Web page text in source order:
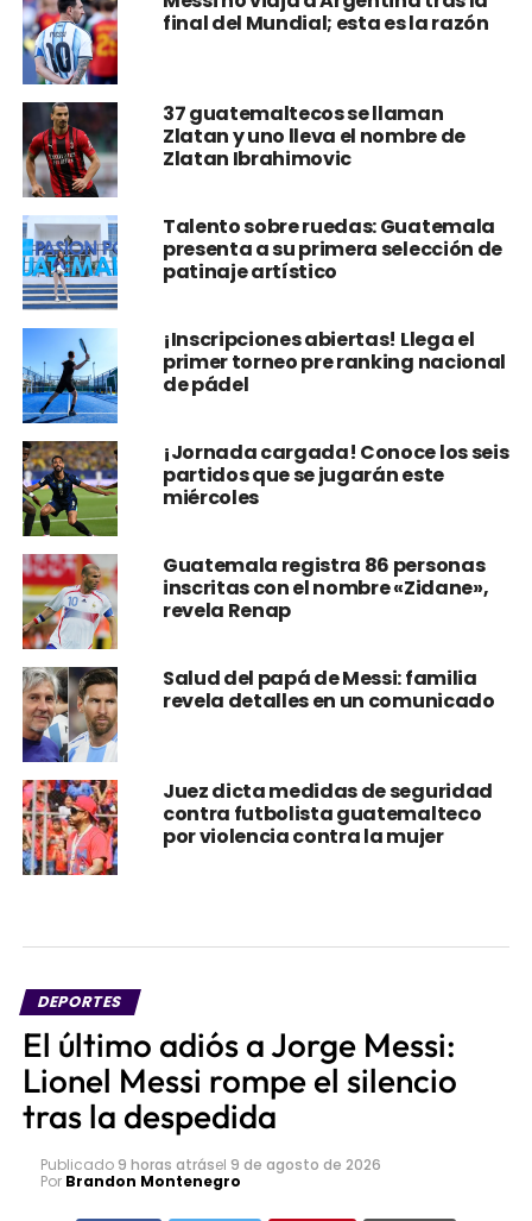
final del Mundial; esta es la razón
37 guatemaltecos se llaman
Zlatan y uno lleva el nombre de
Zlatan Ibrahimovic
Talento sobre ruedas: Guatemala
presenta a su primera selección de
patinaje artístico
¡Inscripciones abiertas! Llega el
primer torneo pre ranking nacional
de pádel
¡Jornada cargada! Conoce los seis
partidos que se jugarán este
miércoles
Guatemala registra 86 personas
inscritas con el nombre «Zidane»,
revela Renap
Salud del papá de Messi: familia
revela detalles en un comunicado
Juez dicta medidas de seguridad
contra futbolista guatemalteco
por violencia contra la mujer
DEPORTES
El último adiós a Jorge Messi:
Lionel Messi rompe el silencio
tras la despedida
Publicado9 horas atrásel 9 de agosto de 2026
Por Brandon Montenegro